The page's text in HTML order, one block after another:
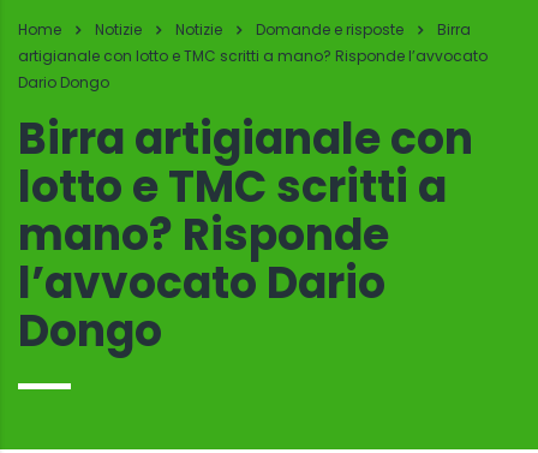
Home Notizie Notizie Domande e risposte
Birra
artigianale con lotto e TMC scritti a mano? Risponde l’avvocato
Dario Dongo
Birra artigianale con
lotto e TMC scritti a
mano? Risponde
l’avvocato Dario
Dongo